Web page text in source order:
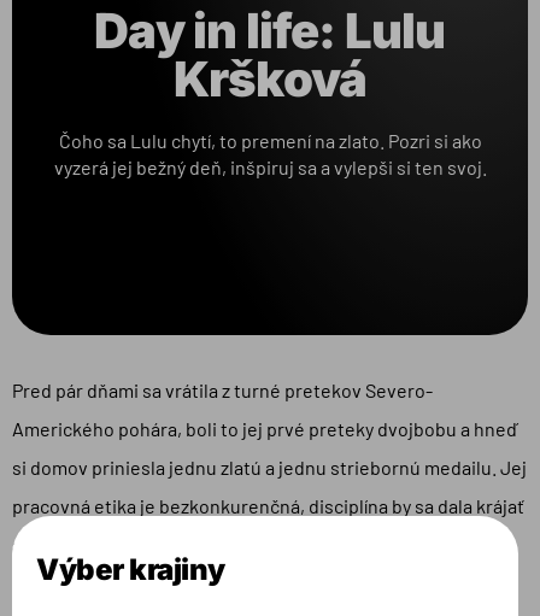
Day in life: Lulu
Kršková
Čoho sa Lulu chytí, to premení na zlato. Pozri si ako
vyzerá jej bežný deň, inšpiruj sa a vylepši si ten svoj.
Pred pár dňami sa vrátila z turné pretekov Severo-
Amerického pohára, boli to jej prvé preteky dvojbobu a hneď
si domov priniesla jednu zlatú a jednu striebornú medailu. Jej
pracovná etika je bezkonkurenčná, disciplína by sa dala krájať
a pozitívnu energiu by mohla rozdávať. Pozri si ako vyzerá jej
bežný deň, inšpiruj sa a vylepši si ten svoj.
Výber krajiny